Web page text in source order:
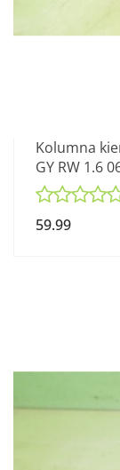
Kolumna
GY RW 1.6
59.99